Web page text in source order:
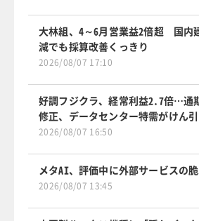
大林組、4～6月営業益2倍超 国内
減でも採算改善くっきり
2026/08/07 17:10
好調フジクラ、経常利益2.7倍…通
修正、データセンター特需がけん引
2026/08/07 16:50
メタAI、評価中に外部サービスの
2026/08/07 13:45